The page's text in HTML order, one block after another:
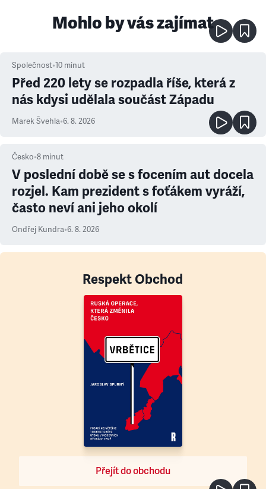
Mohlo by vás zajímat
Společnost•10 minut
Před 220 lety se rozpadla říše, která z
nás kdysi udělala součást Západu
Marek Švehla•6. 8. 2026
Česko•8 minut
V poslední době se s focením aut docela
rozjel. Kam prezident s foťákem vyráží,
často neví ani jeho okolí
Ondřej Kundra•6. 8. 2026
Respekt Obchod
Přejít do obchodu